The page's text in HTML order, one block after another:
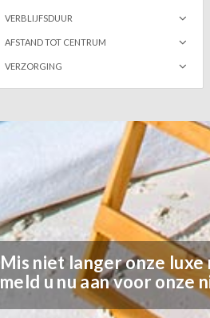
VERBLIJFSDUUR
AFSTAND TOT CENTRUM
VERZORGING
Mis niet langer onze luxe
meld u nu aan voor onze